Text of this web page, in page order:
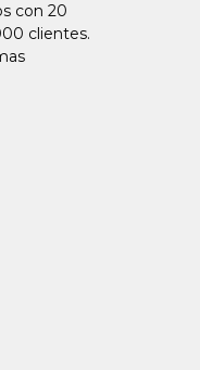
con 20
clientes.